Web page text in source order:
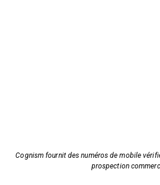
Cognism fournit des numéros de mobile
prospection